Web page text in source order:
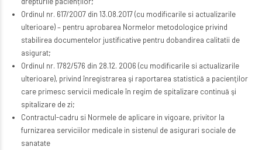
Ordinul nr. 617/2007 din 13.08.2017 (cu modificarile si actualizarile
ulterioare) – pentru aprobarea Normelor metodologice privind
stabilirea documentelor justificative pentru dobandirea calitatii de
asigurat;
Ordinul nr. 1782/576 din 28.12. 2006 (cu modificarile si actualizarile
ulterioare), privind înregistrarea şi raportarea statistică a pacienţilor
care primesc servicii medicale în regim de spitalizare continuă şi
spitalizare de zi;
Contractul-cadru si Normele de aplicare in vigoare, privitor la
furnizarea serviciilor medicale in sistenul de asigurari sociale de
sanatate